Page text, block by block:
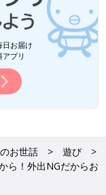
日お届け
プリ
お世話
遊び
ら！外出NGだからお